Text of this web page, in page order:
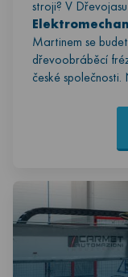
stroji? V
Martinem se
dřevoobráběcí
české společnosti.